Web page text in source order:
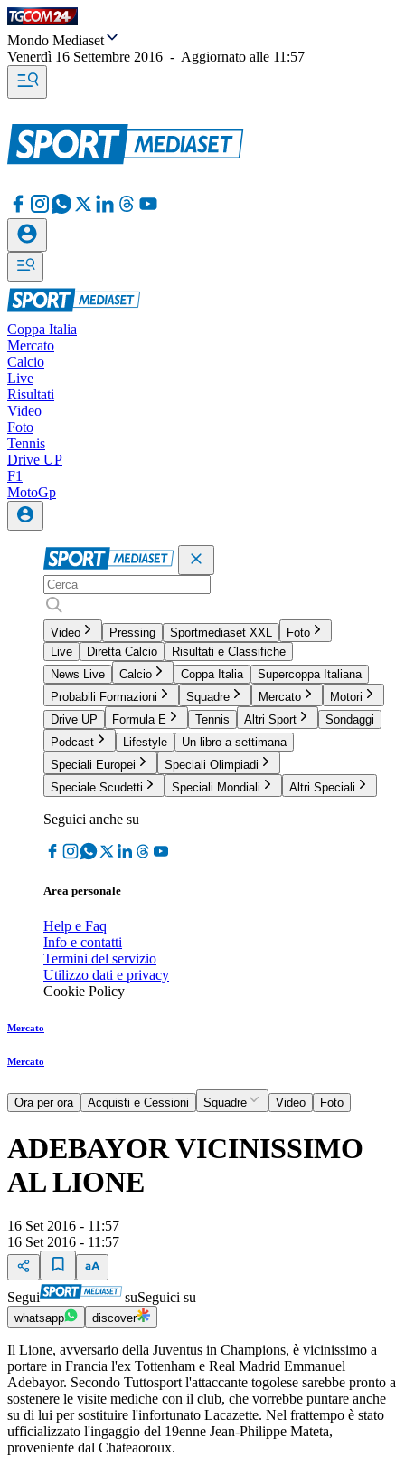
Mondo Mediaset
Venerdì 16 Settembre 2016 - Aggiornato alle 11:57
Coppa Italia
Mercato
Calcio
Live
Risultati
Video
Foto
Tennis
Drive UP
F1
MotoGp
Video Pressing Sportmediaset XXL
Foto
Live
Diretta Calcio
Risultati e Classifiche
News Live
Calcio Coppa Italia
Supercoppa Italiana
Probabili Formazioni
Squadre Mercato
Motori
Drive UP
Formula E Tennis Altri Sport
Sondaggi
Podcast
Lifestyle
Un libro a settimana
Speciali Europei
Speciali Olimpiadi
Speciale Scudetti
Speciali Mondiali Altri Speciali
Seguici anche su
Area personale
Help e Faq
Info e contatti
Termini del servizio
Utilizzo dati e privacy
Cookie Policy
Mercato
Mercato
Ora per ora Acquisti e Cessioni Squadre Video Foto
ADEBAYOR VICINISSIMO
AL LIONE
16 Set 2016 - 11:57
16 Set 2016 - 11:57
Segui suSeguici su
whatsapp discover
Il Lione, avversario della Juventus in Champions, è vicinissimo a
portare in Francia l'ex Tottenham e Real Madrid Emmanuel
Adebayor. Secondo Tuttosport l'attaccante togolese sarebbe pronto a
sostenere le visite mediche con il club, che vorrebbe puntare anche
su di lui per sostituire l'infortunato Lacazette. Nel frattempo è stato
ufficializzato l'ingaggio del 19enne Jean-Philippe Mateta,
proveniente dal Chateaoroux.